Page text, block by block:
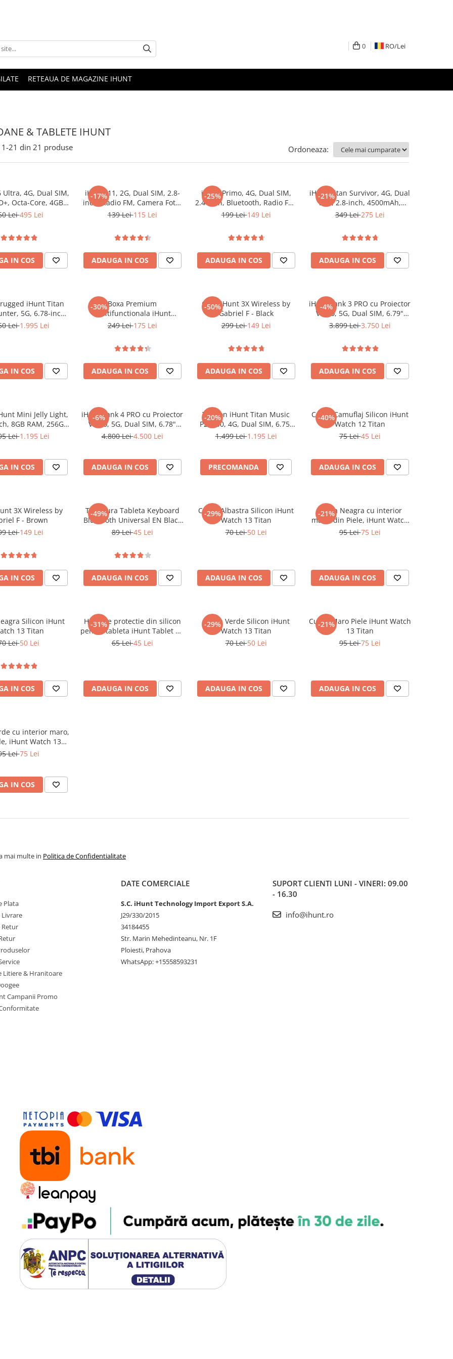
0 RO/Lei
RETEAUA DE MAGAZINE IHUNT
& TABLETE IHUNT
1-21 din 21 produse Ordoneaza:
Ultra, 4G, Dual SIM,
Octa-Core, 4GB
16MP + 8MP,
Lei495 Lei
IN COS
-17%
iHunt i11, 2G, Dual SIM, 2.8-
inch, Radio FM, Camera Foto,
1500mAh, Silver
139 Lei115 Lei
ADAUGA IN COS
-25%
iHunt Primo, 4G, Dual SIM,
2.4-inch, Bluetooth, Radio FM,
Camera Foto, Black
199 Lei149 Lei
ADAUGA IN COS
-21%
iHunt Titan Survivor, 4G, Dual
SIM, 2.8-inch, 4500mAh,
Camera Foto, Buton SOS
349 Lei275 Lei
ADAUGA IN COS
iHunt Titan
5G, 6.78-inch
120Hz AMOLED,
Lei1.995 Lei
IN COS
-30%Boxa Premium
Multifunctionala iHunt
BedSide 9-in-1 15W Bluetooth
249 Lei175 Lei
ADAUGA IN COS
-50%
Casti iHunt 3X Wireless by
Gabriel F - Black
299 Lei149 Lei
ADAUGA IN COS
-4%
iHunt Tank 3 PRO cu Proiector
Video, 5G, Dual SIM, 6.79"
120Hz, Dimensity 8200, 16GB
3.899 Lei3.750 Lei
ADAUGA IN COS
Mini Jelly Light,
8GB RAM, 256GB,
NFC, 2000mAh,
Lei1.195 Lei
IN COS
-6%
iHunt Tank 4 PRO cu Proiector
Video, 5G, Dual SIM, 6.78"
120Hz AMOLED, Dimensity
4.800 Lei4.500 Lei
ADAUGA IN COS
-20%
Telefon iHunt Titan Music
P22000, 4G, Dual SIM, 6.75"
120Hz, Octa-Core, 6GB RAM,
Vision, Android 16
1.499 Lei1.195 Lei
PRECOMANDA
-40%
Curea Camuflaj Silicon iHunt
Watch 12 Titan
75 Lei45 Lei
ADAUGA IN COS
3X Wireless by
F - Brown
Lei149 Lei
IN COS
-49%
Tastatura Tableta Keyboard
Bluetooth Universal EN Black
Bulk
89 Lei45 Lei
ADAUGA IN COS
-29%
Curea Albastra Silicon iHunt
Watch 13 Titan
70 Lei50 Lei
ADAUGA IN COS
-21%
Curea Neagra cu interior
maro, din Piele, iHunt Watch
13 Titan
95 Lei75 Lei
ADAUGA IN COS
Silicon iHunt
13 Titan
Lei50 Lei
IN COS
-31%
Husa de protectie din silicon
pentru tableta iHunt Tablet PC
11 Ultra
65 Lei45 Lei
ADAUGA IN COS
-29%
Curea Verde Silicon iHunt
Watch 13 Titan
70 Lei50 Lei
ADAUGA IN COS
-21%
Curea Maro Piele iHunt Watch
13 Titan
95 Lei75 Lei
ADAUGA IN COS
cu interior maro,
iHunt Watch 13
Titan
Lei75 Lei
IN COS
mai multe in Politica de Confidentialitate
Plata
Livrare
Retur
Litiere & Hranitoare
Campanii Promo
DATE COMERCIALE
S.C. iHunt Technology Import Export S.A.
J29/330/2015
34184455
Str. Marin Mehedinteanu, Nr. 1F
Ploiesti, Prahova
WhatsApp: +15558593231
SUPORT CLIENTI LUNI - VINERI: 09.00
- 16.30
info@ihunt.ro